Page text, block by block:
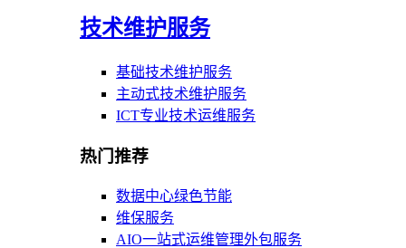
技术维护服务
基础技术维护服务
主动式技术维护服务
ICT专业技术运维服务
热门推荐
数据中心绿色节能
维保服务
AIO一站式运维管理外包服务